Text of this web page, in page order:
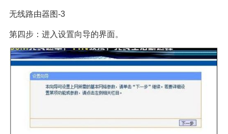
无线路由器图-3
第四步：进入设置向导的界面。